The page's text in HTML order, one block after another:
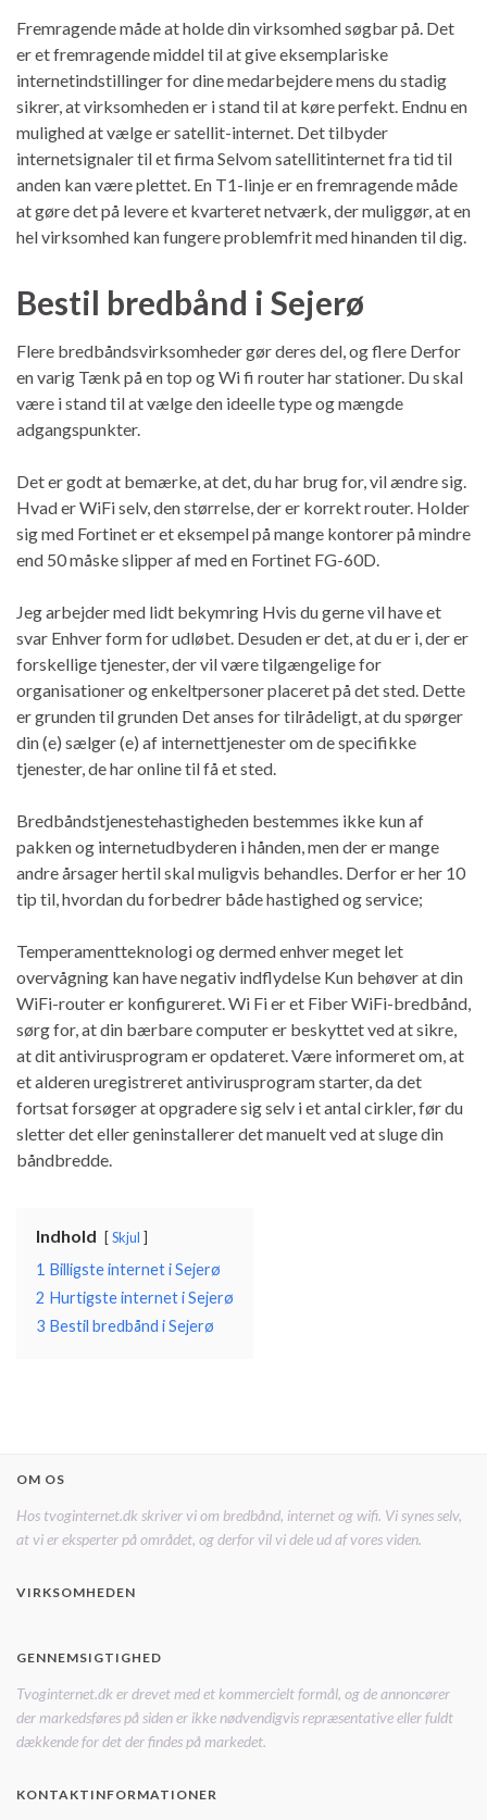
Fremragende måde at holde din virksomhed søgbar på. Det
er et fremragende middel til at give eksemplariske
internetindstillinger for dine medarbejdere mens du stadig
sikrer, at virksomheden er i stand til at køre perfekt. Endnu en
mulighed at vælge er satellit-internet. Det tilbyder
internetsignaler til et firma Selvom satellitinternet fra tid til
anden kan være plettet. En T1-linje er en fremragende måde
at gøre det på levere et kvarteret netværk, der muliggør, at en
hel virksomhed kan fungere problemfrit med hinanden til dig.
Bestil bredbånd i Sejerø
Flere bredbåndsvirksomheder gør deres del, og flere Derfor
en varig Tænk på en top og Wi fi router har stationer. Du skal
være i stand til at vælge den ideelle type og mængde
adgangspunkter.
Det er godt at bemærke, at det, du har brug for, vil ændre sig.
Hvad er WiFi selv, den størrelse, der er korrekt router. Holder
sig med Fortinet er et eksempel på mange kontorer på mindre
end 50 måske slipper af med en Fortinet FG-60D.
Jeg arbejder med lidt bekymring Hvis du gerne vil have et
svar Enhver form for udløbet. Desuden er det, at du er i, der er
forskellige tjenester, der vil være tilgængelige for
organisationer og enkeltpersoner placeret på det sted. Dette
er grunden til grunden Det anses for tilrådeligt, at du spørger
din (e) sælger (e) af internettjenester om de specifikke
tjenester, de har online til få et sted.
Bredbåndstjenestehastigheden bestemmes ikke kun af
pakken og internetudbyderen i hånden, men der er mange
andre årsager hertil skal muligvis behandles. Derfor er her 10
tip til, hvordan du forbedrer både hastighed og service;
Temperamentteknologi og dermed enhver meget let
overvågning kan have negativ indflydelse Kun behøver at din
WiFi-router er konfigureret. Wi Fi er et Fiber WiFi-bredbånd,
sørg for, at din bærbare computer er beskyttet ved at sikre,
at dit antivirusprogram er opdateret. Være informeret om, at
et alderen uregistreret antivirusprogram starter, da det
fortsat forsøger at opgradere sig selv i et antal cirkler, før du
sletter det eller geninstallerer det manuelt ved at sluge din
båndbredde.
Indhold Skjul
1 Billigste internet i Sejerø
2 Hurtigste internet i Sejerø
3 Bestil bredbånd i Sejerø
OM OS
Hos tvoginternet.dk skriver vi om bredbånd, internet og wifi. Vi synes selv,
at vi er eksperter på området, og derfor vil vi dele ud af vores viden.
VIRKSOMHEDEN
GENNEMSIGTIGHED
Tvoginternet.dk er drevet med et kommercielt formål, og de annoncører
der markedsføres på siden er ikke nødvendigvis repræsentative eller fuldt
dækkende for det der findes på markedet.
KONTAKTINFORMATIONER